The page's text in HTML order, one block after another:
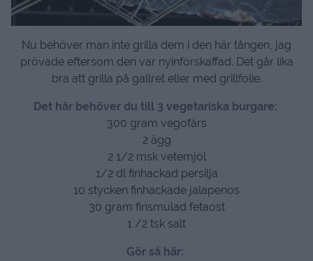
Nu behöver man inte grilla dem i den här tången, jag
prövade eftersom den var nyinförskaffad. Det går lika
bra att grilla på gallret eller med grillfolie.
Det här behöver du till 3 vegetariska burgare:
300 gram vegofärs
2 ägg
2 1/2 msk vetemjöl
1/2 dl finhackad persilja
10 stycken finhackade jalapenos
30 gram finsmulad fetaost
1 /2 tsk salt
Gör så här: